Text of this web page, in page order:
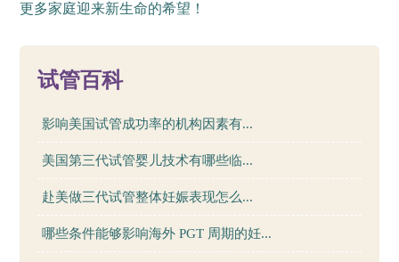
更多家庭迎来新生命的希望！
试管百科
影响美国试管成功率的机构因素有...
美国第三代试管婴儿技术有哪些临...
赴美做三代试管整体妊娠表现怎么...
哪些条件能够影响海外 PGT 周期的妊...